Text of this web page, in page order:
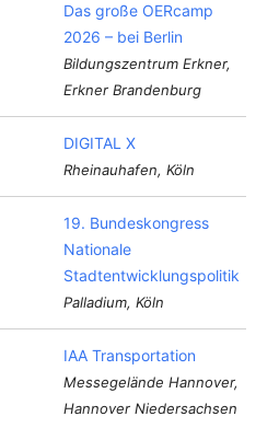
Das große OERcamp
2026 – bei Berlin
Bildungszentrum Erkner,
Erkner Brandenburg
DIGITAL X
Rheinauhafen, Köln
19. Bundeskongress
Nationale
Stadtentwicklungspolitik
Palladium, Köln
IAA Transportation
Messegelände Hannover,
Hannover Niedersachsen